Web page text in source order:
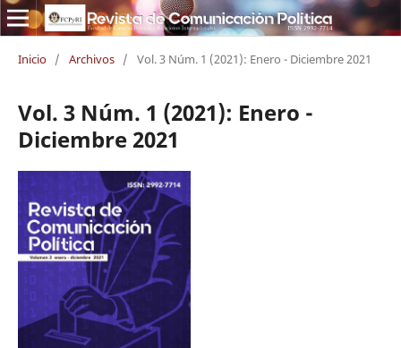
Inicio / Archivos / Vol. 3 Núm. 1 (2021): Enero - Diciembre 2021
Vol. 3 Núm. 1 (2021): Enero -
Diciembre 2021